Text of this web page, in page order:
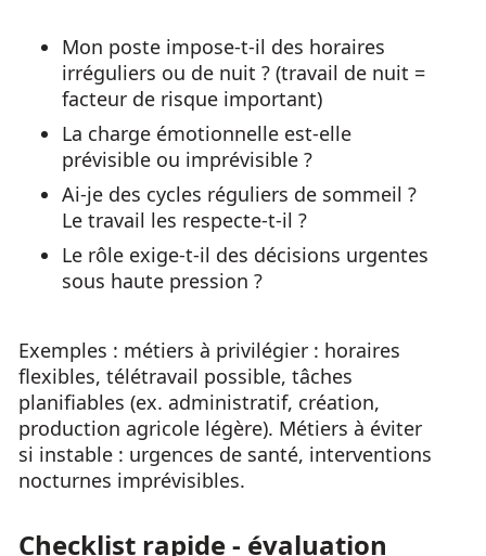
Mon poste impose-t-il des horaires
irréguliers ou de nuit ? (travail de nuit =
facteur de risque important)
La charge émotionnelle est-elle
prévisible ou imprévisible ?
Ai-je des cycles réguliers de sommeil ?
Le travail les respecte-t-il ?
Le rôle exige-t-il des décisions urgentes
sous haute pression ?
Exemples : métiers à privilégier : horaires
flexibles, télétravail possible, tâches
planifiables (ex. administratif, création,
production agricole légère). Métiers à éviter
si instable : urgences de santé, interventions
nocturnes imprévisibles.
Checklist rapide - évaluation